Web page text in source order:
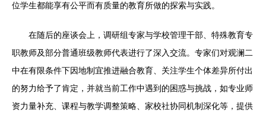
位学生都能享有公平而有质量的教育所做的探索与实践。
在随后的座谈会上，调研组专家与学校管理干部、特殊教育专
职教师及部分普通班级教师代表进行了深入交流。专家们对观澜二
中在有限条件下因地制宜推进融合教育、关注学生个体差异所付出
的努力给予了肯定，并就当前工作中遇到的困惑与挑战，如专业师
资力量补充、课程与教学调整策略、家校社协同机制深化等，提供